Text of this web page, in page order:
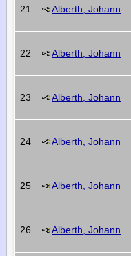
21 Alberth, Johann
22 Alberth, Johann
23 Alberth, Johann
24 Alberth, Johann
25 Alberth, Johann
26 Alberth, Johann